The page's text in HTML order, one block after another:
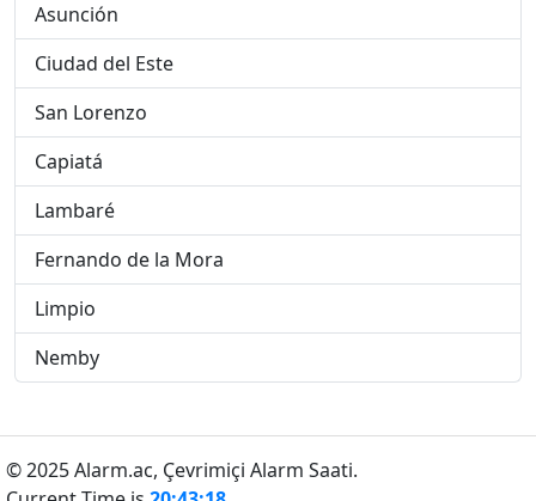
Asunción
Ciudad del Este
San Lorenzo
Capiatá
Lambaré
Fernando de la Mora
Limpio
Nemby
© 2025 Alarm.ac, Çevrimiçi Alarm Saati.